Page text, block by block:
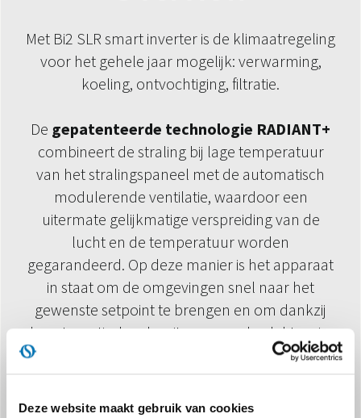
Deze website maakt gebruik van cookies
Met Bi2 SLR smart inverter is de klimaatregeling
voor het gehele jaar mogelijk: verwarming,
koeling, ontvochtiging, filtratie.
De gepatenteerde technologie RADIANT+
combineert de straling bij lage temperatuur
van het stralingspaneel met de automatisch
modulerende ventilatie, waardoor een
uitermate gelijkmatige verspreiding van de
lucht en de temperatuur worden
gegarandeerd. Op deze manier is het apparaat
in staat om de omgevingen snel naar het
gewenste setpoint te brengen en om dankzij
de automatische algoritmen van de elektronica
aan boord, na het bereiken van het setpoint,
het comfort als een normale radiator met de
straling te handhaven. Zo worden dus